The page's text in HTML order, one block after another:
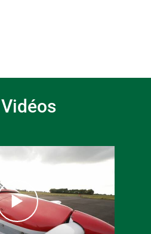
Vidéos